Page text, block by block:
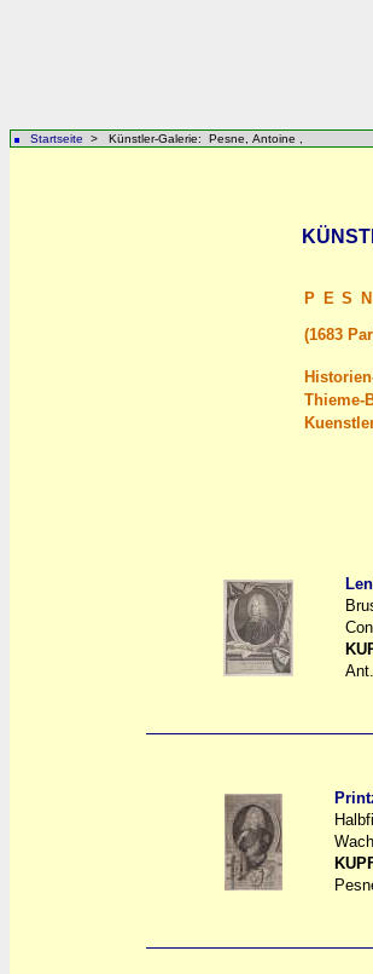
Startseite > Künstler-Galerie: Pesne, Antoine ,
(1683
Thieme-